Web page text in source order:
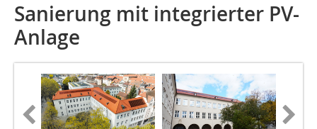
Sanierung mit integrierter PV-
Anlage